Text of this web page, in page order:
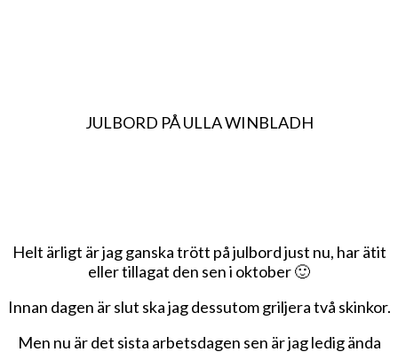
JULBORD PÅ ULLA WINBLADH
Helt ärligt är jag ganska trött på julbord just nu, har ätit
eller tillagat den sen i oktober 🙂
Innan dagen är slut ska jag dessutom griljera två skinkor.
Men nu är det sista arbetsdagen sen är jag ledig ända